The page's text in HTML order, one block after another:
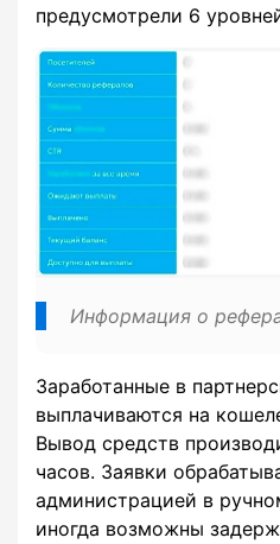
предусмотрели 6
Информация о
Заработанные в
выплачиваются на
Вывод средств
часов. Заявки
администрацией в
иногда возможны